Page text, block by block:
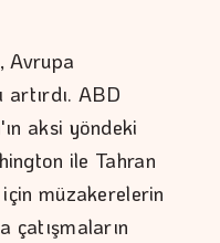
Avrupa
artırdı. ABD
aksi yöndeki
ile Tahran
müzakerelerin
çatışmaların